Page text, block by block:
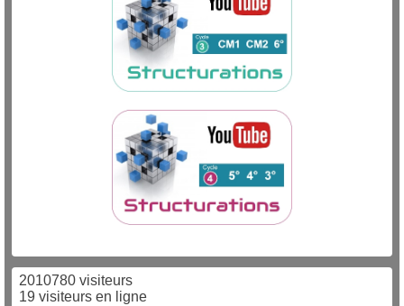
2010780 visiteurs
19 visiteurs en ligne